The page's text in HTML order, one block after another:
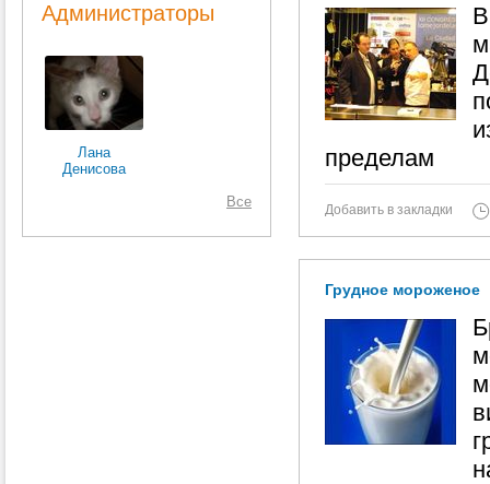
Администраторы
Лана
Денисова
Все
пределам
Добавить в закладки
Грудное мороженое